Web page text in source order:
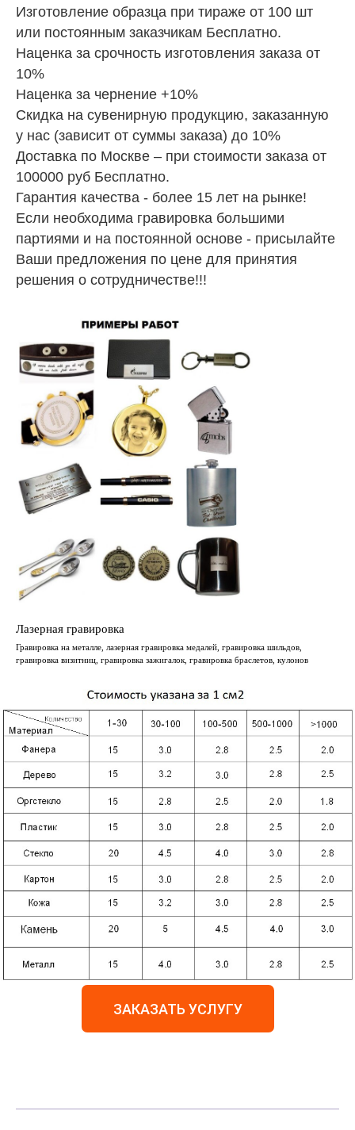
Изготовление образца при тираже от 100 шт
или постоянным заказчикам Бесплатно.
Наценка за срочность изготовления заказа от
10%
Наценка за чернение +10%
Скидка на сувенирную продукцию, заказанную
у нас (зависит от суммы заказа) до 10%
Доставка по Москве – при стоимости заказа от
100000 руб Бесплатно.
Гарантия качества - более 15 лет на рынке!
Если необходима гравировка большими
партиями и на постоянной основе - присылайте
Ваши предложения по цене для принятия
решения о сотрудничестве!!!
Лазерная гравировка
Гравировка на металле, лазерная гравировка медалей, гравировка шильдов,
гравировка визитниц, гравировка зажигалок, гравировка браслетов, кулонов
ЗАКАЗАТЬ УСЛУГУ